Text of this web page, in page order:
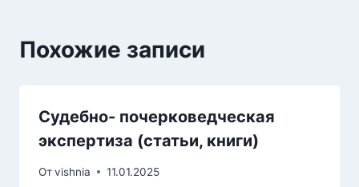
Похожие записи
Судебно- почерковедческая
экспертиза (статьи, книги)
Отvishnia 11.01.2025